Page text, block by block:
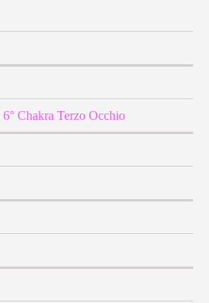
6° Chakra Terzo Occhio